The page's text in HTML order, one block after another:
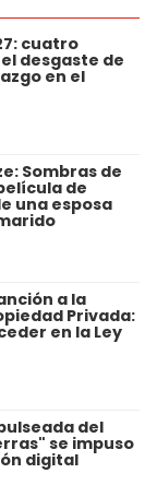
cuatro
desgaste de
en el
Sombras de
de
una esposa
a la
Privada:
en la Ley
del
se impuso
digital